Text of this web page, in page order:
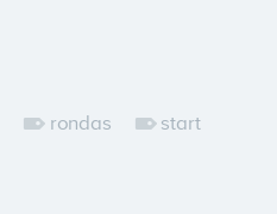
rondas
start